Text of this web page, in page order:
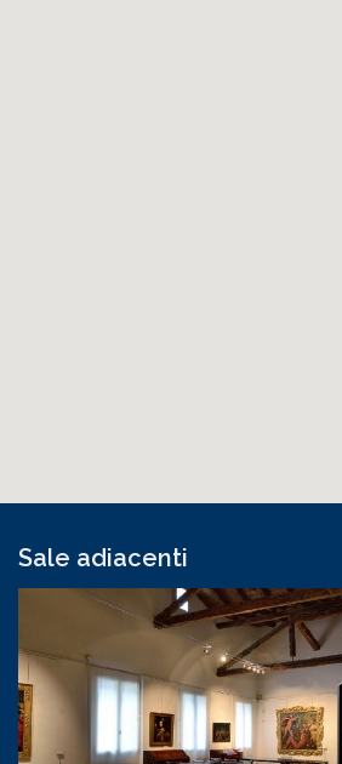
Sale adiacenti